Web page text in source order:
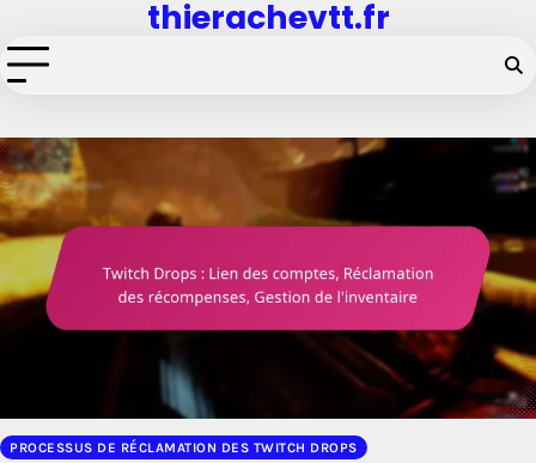
to
content
thierachevtt.fr
PROCESSUS DE RÉCLAMATION DES TWITCH DROPS